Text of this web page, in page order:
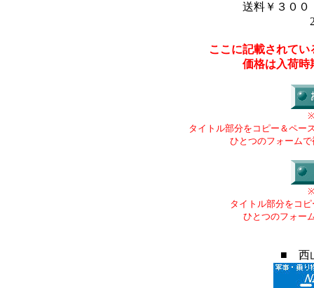
送料￥３００
ここに記載されて
価格は入荷時
タイトル部分をコピー＆ペー
ひとつのフォーム
タイトル部分をコ
ひとつのフォー
■ 西